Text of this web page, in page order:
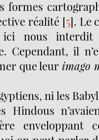
formes
réalité [5]. Le
nous interdit
Cependant, il
que leurimago
ni les
Hindous
enveloppant